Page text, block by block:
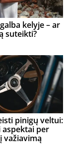
kelyje – ar
suteikti?
pinigų veltui:
per
važiavimą